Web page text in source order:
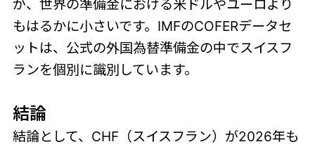
が、世界の準備金における米ドルやユーロより
もはるかに小さいです。IMFのCOFERデータセ
ットは、公式の外国為替準備金の中でスイスフ
ランを個別に識別しています。
結論
結論として、CHF（スイスフラン）が2026年も